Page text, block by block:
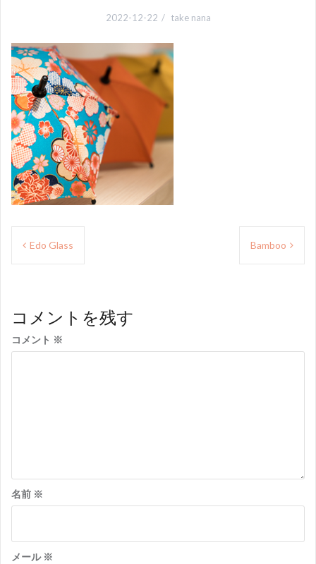
2022-12-22 take nana
投
ビ
ゲ
ー
Edo Glass Bamboo
コメントを残す
コメント ※
名前 ※
メール ※